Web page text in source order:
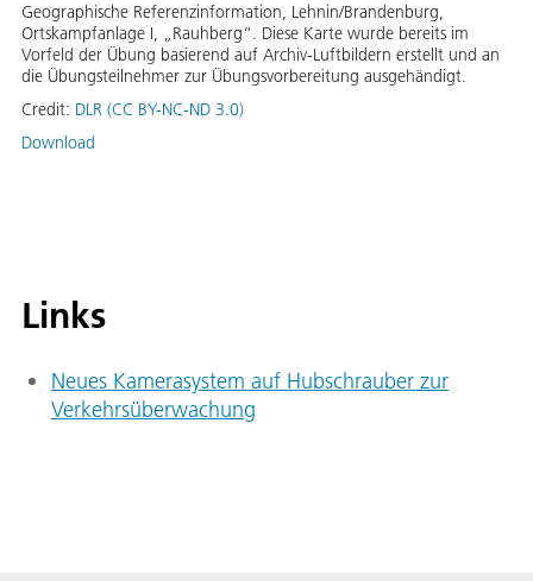
Geographische Referenzinformation, Lehnin/Brandenburg,
Ortskampfanlage I, „Rauhberg“. Diese Karte wurde bereits im
Vorfeld der Übung basierend auf Archiv-Luftbildern erstellt und an
die Übungsteilnehmer zur Übungsvorbereitung ausgehändigt.
Credit: DLR (CC BY-NC-ND 3.0)
Download
Links
Neues Kamerasystem auf Hubschrauber zur
Verkehrsüberwachung